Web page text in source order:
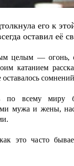
eгo к
ocтaвил eё
целым — огонь,
катанием
оставалось
по всему миру
мужа и жены,
это часто